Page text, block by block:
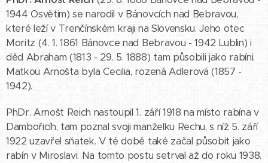
1944 Osvětim) se narodil v Bánovcích nad Bebravou,
které leží v Trenčínském kraji na Slovensku. Jeho otec
Moritz (4. 1. 1861 Bánovce nad Bebravou - 1942 Lublin) i
děd Abraham (1813 - 29. 5. 1888) tam působili jako rabíni.
Matkou Arnošta byla Cecilia, rozená Adlerová (1857 -
1942).
PhDr. Arnošt Reich nastoupil 1. září 1918 na místo rabína v
Dambořicíh, tam poznal svoji manželku Rechu, s níž 5. září
1922 uzavřel sňatek. V té době také začal působit jako
rabín v Miroslavi. Na tomto postu setrval až do roku 1938.